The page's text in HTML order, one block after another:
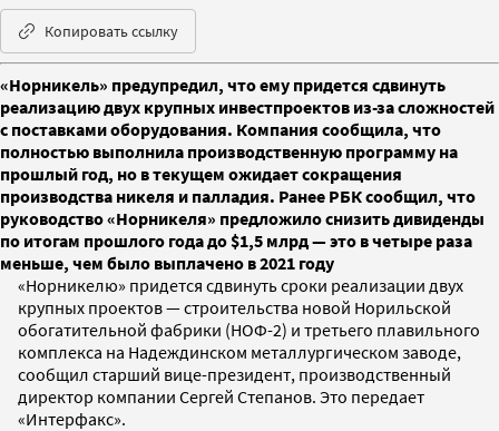
Копировать ссылку
«Норникель» предупредил, что ему придется сдвинуть
реализацию двух крупных инвестпроектов из-за сложностей
с поставками оборудования. Компания сообщила, что
полностью выполнила производственную программу на
прошлый год, но в текущем ожидает сокращения
производства никеля и палладия. Ранее РБК сообщил, что
руководство «Норникеля» предложило снизить дивиденды
по итогам прошлого года до $1,5 млрд — это в четыре раза
меньше, чем было выплачено в 2021 году
«Норникелю» придется сдвинуть сроки реализации двух
крупных проектов — строительства новой Норильской
обогатительной фабрики (НОФ-2) и третьего плавильного
комплекса на Надеждинском металлургическом заводе,
сообщил старший вице-президент, производственный
директор компании Сергей Степанов. Это передает
«Интерфакс».